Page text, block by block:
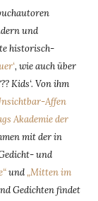
und
historisch-
, wie auch über
Kids‘. Von ihm
Affen
Akademie der
mit der in
und
und„Mitten im
Gedichten findet